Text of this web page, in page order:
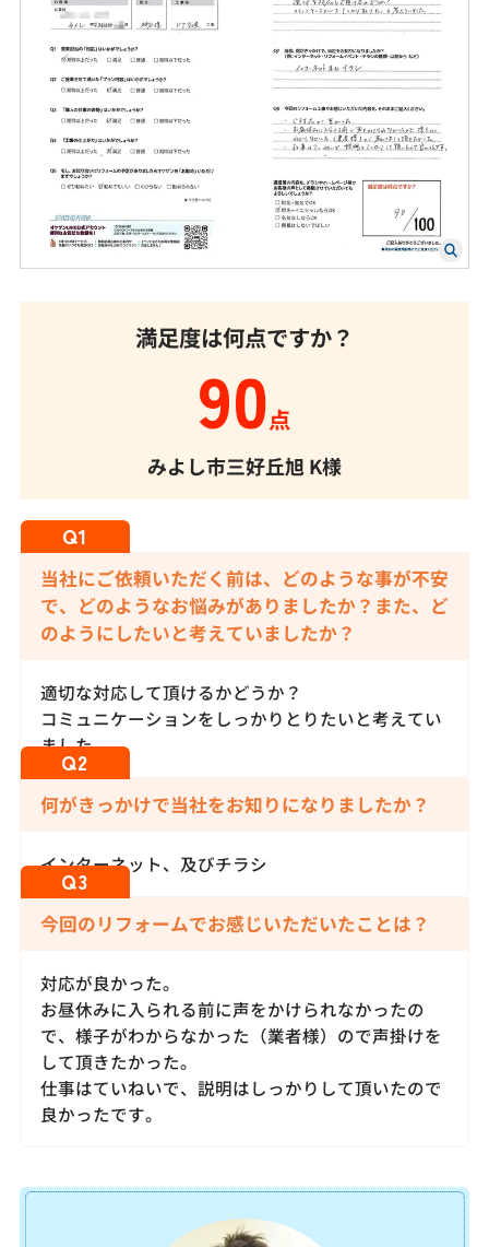
満足度は何点ですか？
90点
みよし市三好丘旭K様
当社にご依頼いただく前は、どのような事が不安
で、どのようなお悩みがありましたか？また、ど
のようにしたいと考えていましたか？
適切な対応して頂けるかどうか？
コミュニケーションをしっかりとりたいと考えてい
ました。
何がきっかけで当社をお知りになりましたか？
インターネット、及びチラシ
今回のリフォームでお感じいただいたことは？
対応が良かった。
お昼休みに入られる前に声をかけられなかったの
で、様子がわからなかった（業者様）ので声掛けを
して頂きたかった。
仕事はていねいで、説明はしっかりして頂いたので
良かったです。